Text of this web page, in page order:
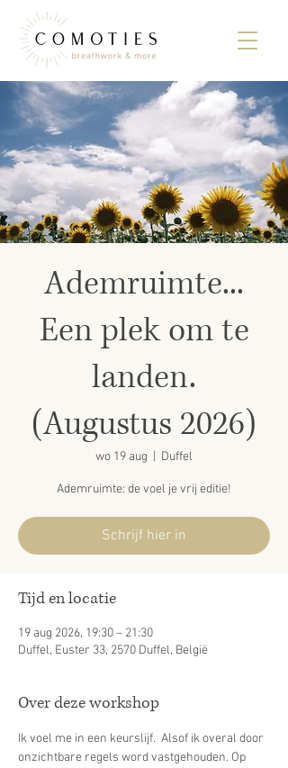
Ademruimte...
Een plek om te
landen.
(Augustus 2026)
wo 19 aug Duffel
Ademruimte: de voel je vrij editie!
Schrijf hier in
Tijd en locatie
19 aug 2026, 19:30 – 21:30
Duffel, Euster 33, 2570 Duffel, België
Over deze workshop
Ik voel me in een keurslijf.  Alsof ik overal door
onzichtbare regels word vastgehouden. Op